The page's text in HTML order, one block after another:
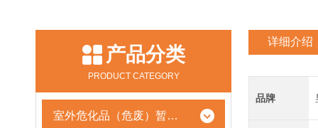
产品分类
PRODUCT CATEGORY
室外危化品（危废）暂存柜
详细介绍
品牌